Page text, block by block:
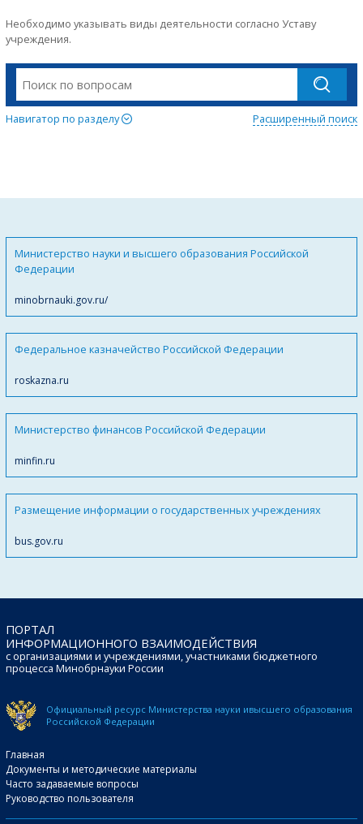
Необходимо указывать виды деятельности согласно Уставу
учреждения.
Навигатор по разделу Расширенный поиск
Министерство науки и высшего образования Российской
Федерации
minobrnauki.gov.ru/
Федеральное казначейство Российской Федерации
roskazna.ru
Министерство финансов Российской Федерации
minfin.ru
Размещение информации о государственных учреждениях
bus.gov.ru
ПОРТАЛ
ИНФОРМАЦИОННОГО ВЗАИМОДЕЙСТВИЯ
с организациями и учреждениями, участниками бюджетного
процесса Минобрнауки России
Официальный ресурс Министерства науки ивысшего образования
Российской Федерации
Главная
Документы и методические материалы
Часто задаваемые вопросы
Руководство пользователя